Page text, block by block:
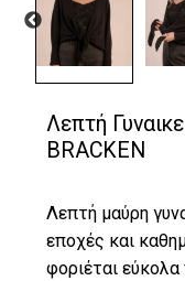
Λεπτή
BRACKEN
Λεπτή μαύρη
εποχές και
φοριέται